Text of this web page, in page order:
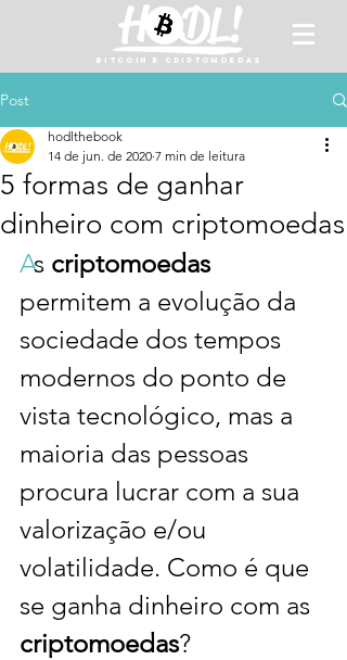
BITCOIN E CRIPTOMOEDAS
Post
5 formas de ganhar
dinheiro com criptomoedas
hodlthebook
14 de jun. de 2020 7 min de leitura
As criptomoedas
permitem a evolução da
sociedade dos tempos
modernos do ponto de
vista tecnológico, mas a
maioria das pessoas
procura lucrar com a sua
valorização e/ou
volatilidade. Como é que
se ganha dinheiro com as
criptomoedas?